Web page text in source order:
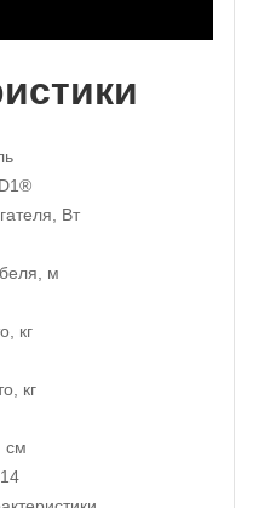
Вт
м
кг
кг
см